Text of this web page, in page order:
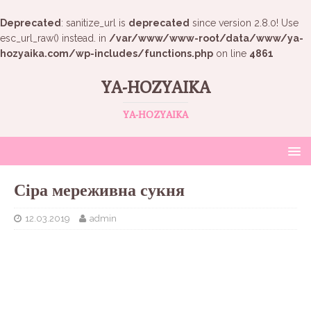
Deprecated : sanitize_url is deprecated since version 2.8.0! Use
esc_url_raw() instead. in /var/www/www-root/data/www/ya-
hozyaika.com/wp-includes/functions.php on line 4861
YA-HOZYAIKA
YA-HOZYAIKA
Сіра мереживна сукня
12.03.2019 admin